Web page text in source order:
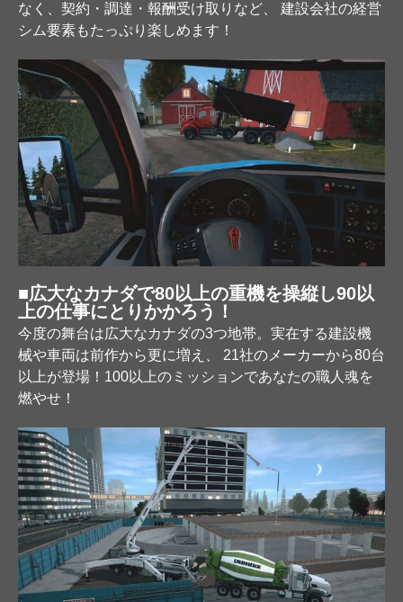
なく、契約・調達・報酬受け取りなど、 建設会社の経営
シム要素もたっぷり楽しめます！
■広大なカナダで80以上の重機を操縦し90以
上の仕事にとりかかろう！
今度の舞台は広大なカナダの3つ地帯。実在する建設機
械や車両は前作から更に増え、 21社のメーカーから80台
以上が登場！100以上のミッションであなたの職人魂を
燃やせ！